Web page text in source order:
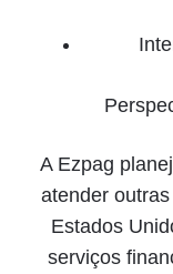
A Ezpag
atender
Estados
serviços